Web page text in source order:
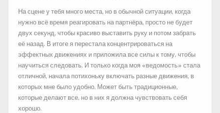
На сцене у тебя много места, но в обычной ситуации, когда
нужно всё время реагировать на партнёра, просто не будет
двух секунд, чтобы красиво выставить руку и потом забрать
её назад. В итоге я перестала концентрироваться на
эффектных движениях и приложила все силы к тому, чтобы
научиться следовать. И только когда моя «ведомость» стала
отличной, начала потихоньку включать разные движения, в
которых мне было удобно. Может быть традиционные,
которые делают все, но в них я должна чувствовать себя
хорошо.